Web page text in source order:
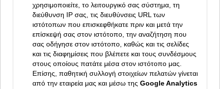
χρησιμοποιείτε, το λειτουργικό σας σύστημα, τη
διεύθυνση ΙΡ σας, τις διευθύνσεις URL των
ιστότοπων που επισκεφθήκατε πριν και μετά την
επίσκεψή σας στον ιστότοπο, την αναζήτηση που
σας οδήγησε στον ιστότοπο, καθώς και τις σελίδες
και τις διαφημίσεις που βλέπετε και τους συνδέσμους
στους οποίους πατάτε μέσα στον ιστότοπο μας.
Επίσης, παθητική συλλογή στοιχείων πελατών γίνεται
από την εταιρεία μας και μέσω της Google Analytics